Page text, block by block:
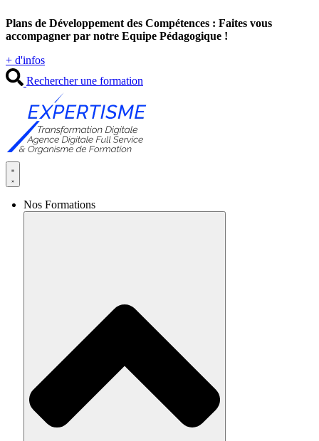
au
contenu
Plans de Développement des Compétences : Faites vous
accompagner par notre Equipe Pédagogique !
+ d'infos
Rechercher une formation
Nos Formations